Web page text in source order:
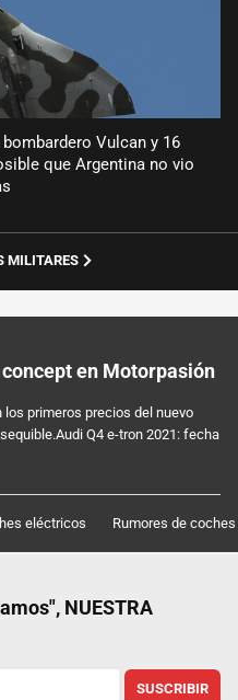
Vulcan y 16
que Argentina no vio
MILITARES
en Motorpasión
primeros precios del nuevo
Q4 e-tron 2021: fecha
eléctricos Rumores de coches
NUESTRA
SUSCRIBIR